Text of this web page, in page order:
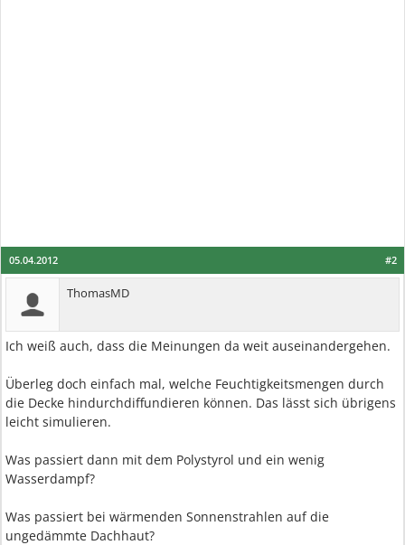
#2
05.04.2012
ThomasMD
Ich weiß auch, dass die Meinungen da weit auseinandergehen.
Überleg doch einfach mal, welche Feuchtigkeitsmengen durch
die Decke hindurchdiffundieren können. Das lässt sich übrigens
leicht simulieren.
Was passiert dann mit dem Polystyrol und ein wenig
Wasserdampf?
Was passiert bei wärmenden Sonnenstrahlen auf die
ungedämmte Dachhaut?